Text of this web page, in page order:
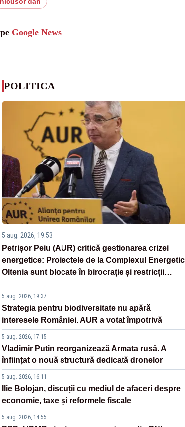
Google News
POLITICA
5 aug. 2026, 19:53
Petrișor Peiu (AUR) critică gestionarea crizei
energetice: Proiectele de la Complexul Energetic
Oltenia sunt blocate în birocrație și restricții
5 aug. 2026, 19:37
Strategia pentru biodiversitate nu apără
interesele României. AUR a votat împotrivă
5 aug. 2026, 17:15
Vladimir Putin reorganizează Armata rusă. A
înființat o nouă structură dedicată dronelor
5 aug. 2026, 16:11
Ilie Bolojan, discuții cu mediul de afaceri despre
economie, taxe și reformele fiscale
5 aug. 2026, 14:55